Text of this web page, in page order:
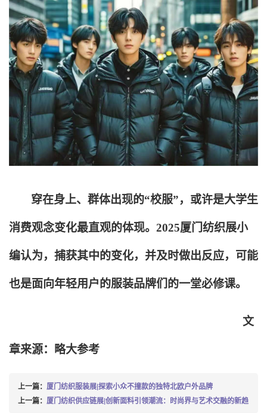
穿在身上、群体出现的“校服”，或许是大学生
消费观念变化最直观的体现。2025厦门纺织展小
编认为，捕获其中的变化，并及时做出反应，可能
也是面向年轻用户的服装品牌们的一堂必修课。
文
章来源：略大参考
上一篇： 厦门纺织服装展|探索小众不撞款的独特北欧户外品牌
上一篇： 厦门纺织供应链展|创新面料引领潮流：时尚界与艺术交融的新趋